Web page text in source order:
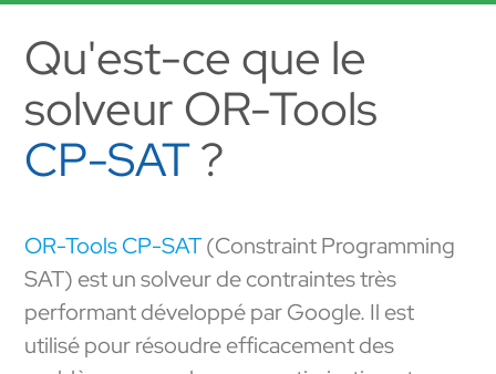
Qu'est-ce que le
solveur OR-Tools
CP-SAT?
OR-Tools CP-SAT(Constraint Programming
SAT) est un solveur de contraintes très
performant développé par Google. Il est
utilisé pour résoudre efficacement des